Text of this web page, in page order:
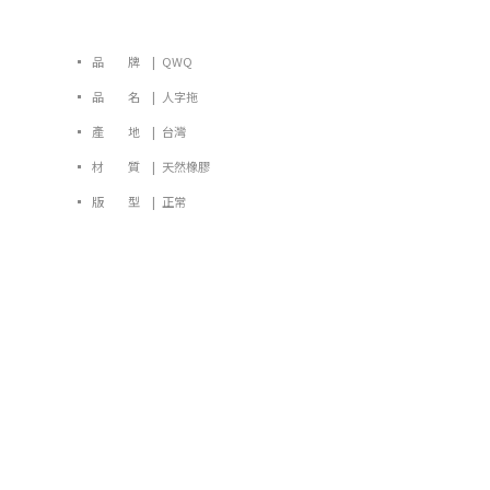
▪ 品 牌 | QWQ
▪ 品 名 | 人字拖
▪ 產 地 | 台灣
▪ 材 質 | 天然橡膠
▪ 版 型 | 正常